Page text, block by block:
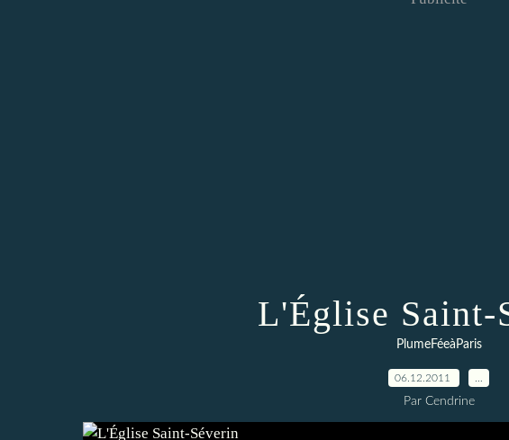
L'Église Saint-
PlumeFéeàParis
06.12.2011
Par Cendrine